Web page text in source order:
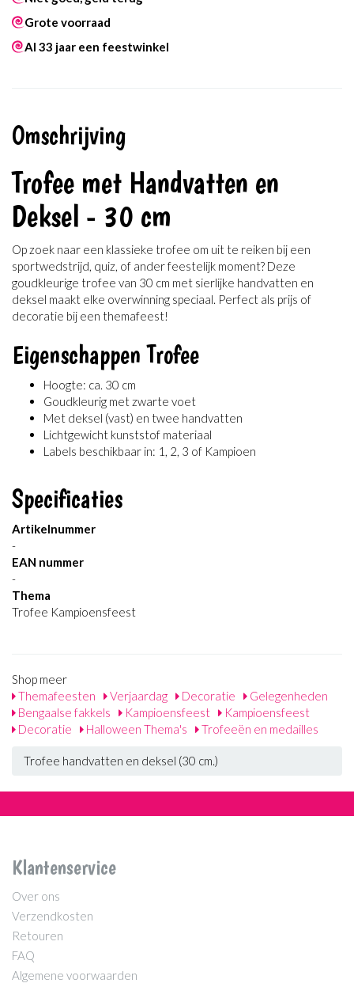
Grote voorraad
Al 33 jaar een feestwinkel
Omschrijving
Trofee met Handvatten en
Deksel - 30 cm
Op zoek naar een klassieke trofee om uit te reiken bij een
sportwedstrijd, quiz, of ander feestelijk moment? Deze
goudkleurige trofee van 30 cm met sierlijke handvatten en
deksel maakt elke overwinning speciaal. Perfect als prijs of
decoratie bij een themafeest!
Eigenschappen Trofee
Hoogte: ca. 30 cm
Goudkleurig met zwarte voet
Met deksel (vast) en twee handvatten
Lichtgewicht kunststof materiaal
Labels beschikbaar in: 1, 2, 3 of Kampioen
Specificaties
Artikelnummer
-
EAN nummer
-
Thema
Trofee Kampioensfeest
Shop meer
Themafeesten
Verjaardag Decoratie
Gelegenheden
Bengaalse fakkels
Kampioensfeest
Kampioensfeest
Decoratie
Halloween Thema's Trofeeën en medailles
Trofee handvatten en deksel (30 cm.)
Klantenservice
Over ons
Verzendkosten
Retouren
FAQ
Algemene voorwaarden